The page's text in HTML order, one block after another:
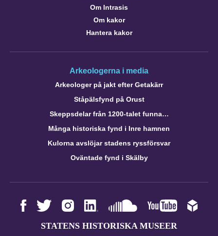
Om Intrasis
Om kakor
Hantera kakor
Arkeologerna i media
Arkeologer på jakt efter Getakärr
Ståpälsfynd på Orust
Skeppsdelar från 1200-talet funna…
Många historiska fynd i Inre hamnen
Kulorna avslöjar stadens ryssförsvar
Oväntade fynd i Skälby
STATENS HISTORISKA MUSEER